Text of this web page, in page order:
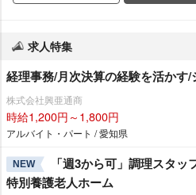
求人特集
経理事務/月次決算の経験を活かす
株式会社興亜通商
時給1,200円～1,800円
アルバイト・パート / 愛知県
NEW
「週3から可」調理スタ
特別養護老人ホーム